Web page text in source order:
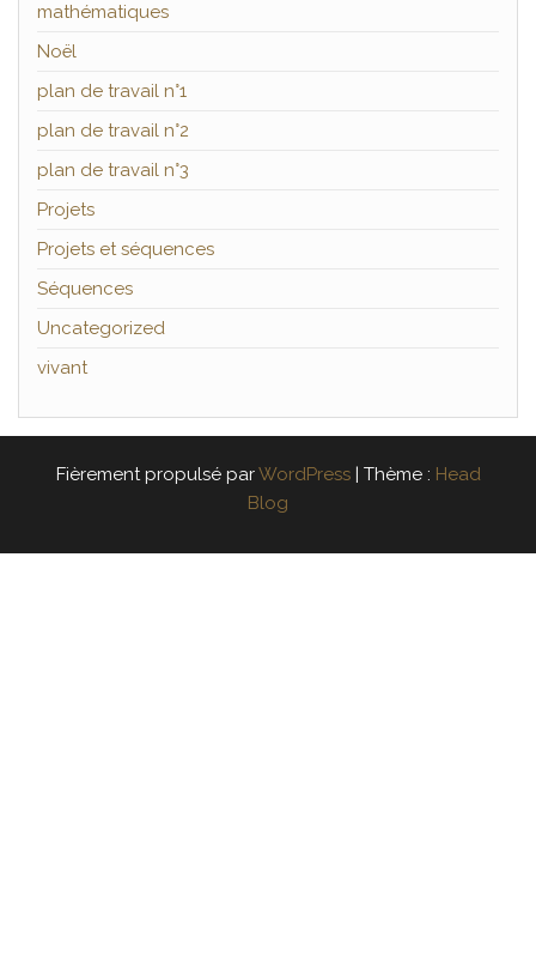
mathématiques
Noël
plan de travail n°1
plan de travail n°2
plan de travail n°3
Projets
Projets et séquences
Séquences
Uncategorized
vivant
Fièrement propulsé parWordPress | Thème : Head
Blog